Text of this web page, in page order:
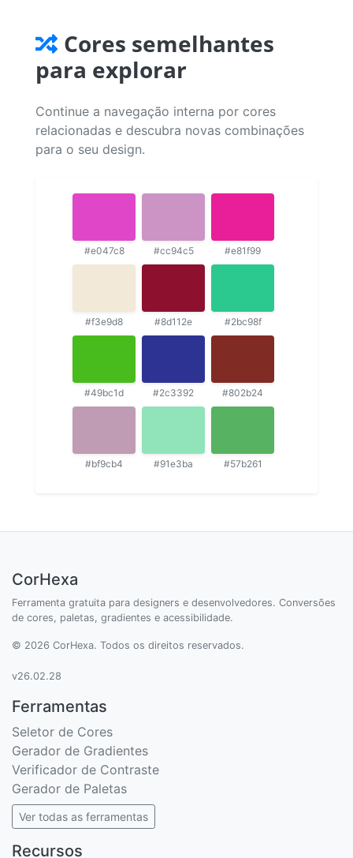
Cores semelhantes
para explorar
Continue a navegação interna por cores
relacionadas e descubra novas combinações
para o seu design.
#e047c8 #cc94c5 #e81f99
#f3e9d8 #8d112e #2bc98f
#49bc1d #2c3392 #802b24
#bf9cb4 #91e3ba #57b261
CorHexa
Ferramenta gratuita para designers e desenvolvedores. Conversões
de cores, paletas, gradientes e acessibilidade.
© 2026 CorHexa. Todos os direitos reservados.
v26.02.28
Ferramentas
Seletor de Cores
Gerador de Gradientes
Verificador de Contraste
Gerador de Paletas
Ver todas as ferramentas
Recursos